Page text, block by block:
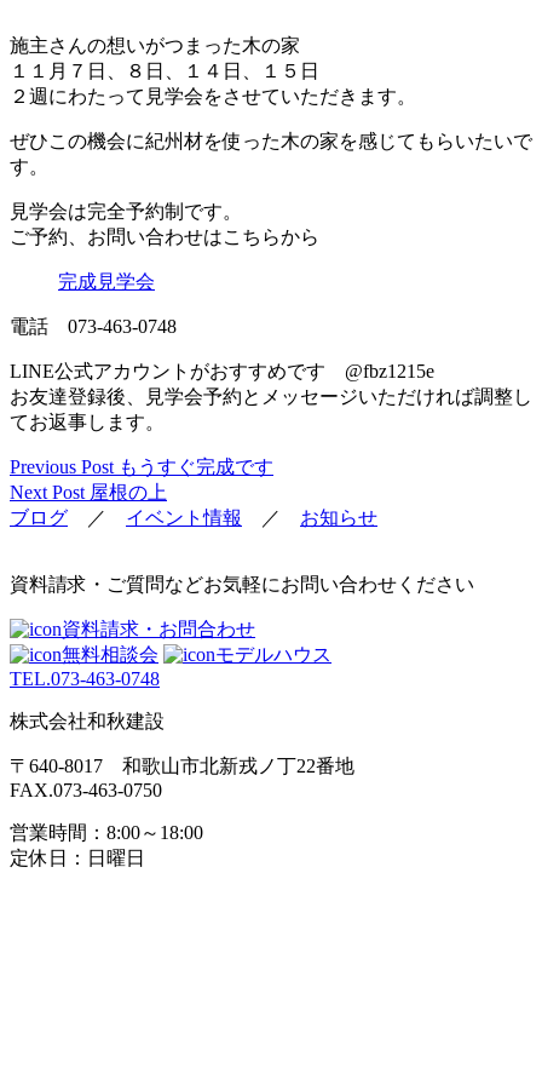
施主さんの想いがつまった木の家
１１月７日、８日、１４日、１５日
２週にわたって見学会をさせていただきます。
ぜひこの機会に紀州材を使った木の家を感じてもらいたいで
す。
見学会は完全予約制です。
ご予約、お問い合わせはこちらから
完成見学会
電話 073-463-0748
LINE公式アカウントがおすすめです @fbz1215e
お友達登録後、見学会予約とメッセージいただければ調整し
てお返事します。
投
稿
ビ
ゲ
ー
シ
ン
Previous Post もうすぐ完成です
Next Post 屋根の上
ブログ ／ イベント情報 ／ お知らせ
資料請求・ご質問などお気軽にお問い合わせください
資料請求・お問合わせ
無料相談会
モデルハウス
TEL.073-463-0748
株式会社和秋建設
〒640-8017 和歌山市北新戎ノ丁22番地
FAX.073-463-0750
営業時間：8:00～18:00
定休日：日曜日